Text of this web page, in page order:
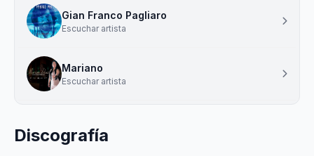
Gian Franco Pagliaro
Escuchar artista
Mariano
Escuchar artista
Discografía